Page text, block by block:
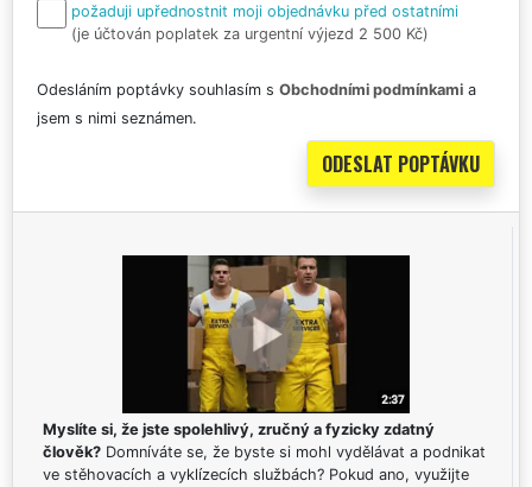
požaduji upřednostnit moji objednávku před ostatními
(je účtován poplatek za urgentní výjezd 2 500 Kč)
Odesláním poptávky souhlasím s Obchodními podmínkami a
jsem s nimi seznámen.
Myslíte si, že jste spolehlivý, zručný a fyzicky zdatný
člověk? Domníváte se, že byste si mohl vydělávat a podnikat
ve stěhovacích a vyklízecích službách? Pokud ano, využijte